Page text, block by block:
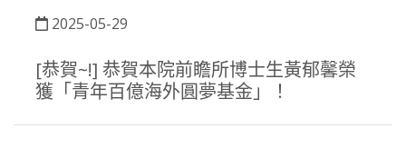
2025-05-29
[恭賀~!] 恭賀本院前瞻所博士生黃郁馨榮
獲「青年百億海外圓夢基金」！